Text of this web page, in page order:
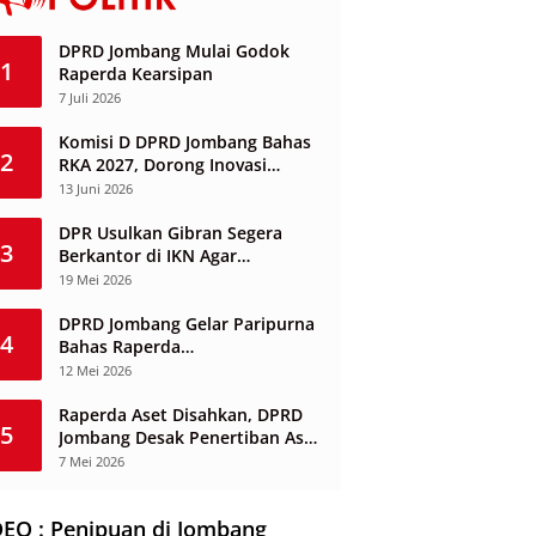
1
DPRD Jombang Mulai Godok
Raperda Kearsipan
7 Juli 2026
2
Komisi D DPRD Jombang Bahas
RKA 2027, Dorong Inovasi
Layanan Ketenagakerjaan
13 Juni 2026
3
DPR Usulkan Gibran Segera
Berkantor di IKN Agar
Infrastruktur Tak Mangkrak dan
19 Mei 2026
4
DPRD Jombang Gelar Paripurna
Bahas Raperda
Penyelenggaraan Jasa
12 Mei 2026
5
Raperda Aset Disahkan, DPRD
Jombang Desak Penertiban Aset
Dikuasai Pihak Ketiga
7 Mei 2026
: Penipuan di Jombang